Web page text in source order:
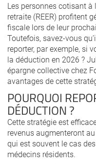
Les personnes cotisant à
retraite (REER) profitent
fiscale lors de leur
Toutefois, savez-vous
reporter, par exemple, si
la déduction en 2026 ?
épargne collective chez
avantages de cette
POURQUOI
DÉDUCTION ?
Cette stratégie est
revenus augmenteront
qui est souvent le cas
médecins résidents.